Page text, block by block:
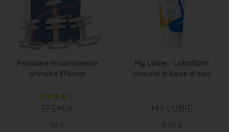
Pessaire incontinence
urinaire Efemia
EFEMIA
Prix
98 €
My Lubie - Lubrifiant
naturel à base d'eau
MY LUBIE
Prix
9,90 €